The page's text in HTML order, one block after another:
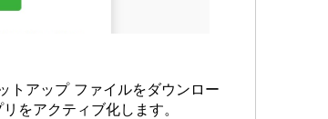
トアップ ファイルをダウンロー
をアクティブ化します。